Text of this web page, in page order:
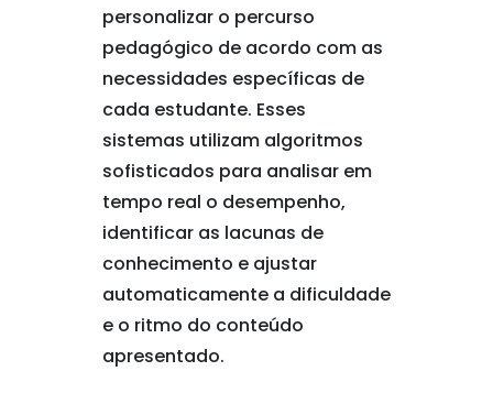
personalizar o percurso
pedagógico de acordo com as
necessidades específicas de
cada estudante. Esses
sistemas utilizam algoritmos
sofisticados para analisar em
tempo real o desempenho,
identificar as lacunas de
conhecimento e ajustar
automaticamente a dificuldade
e o ritmo do conteúdo
apresentado.